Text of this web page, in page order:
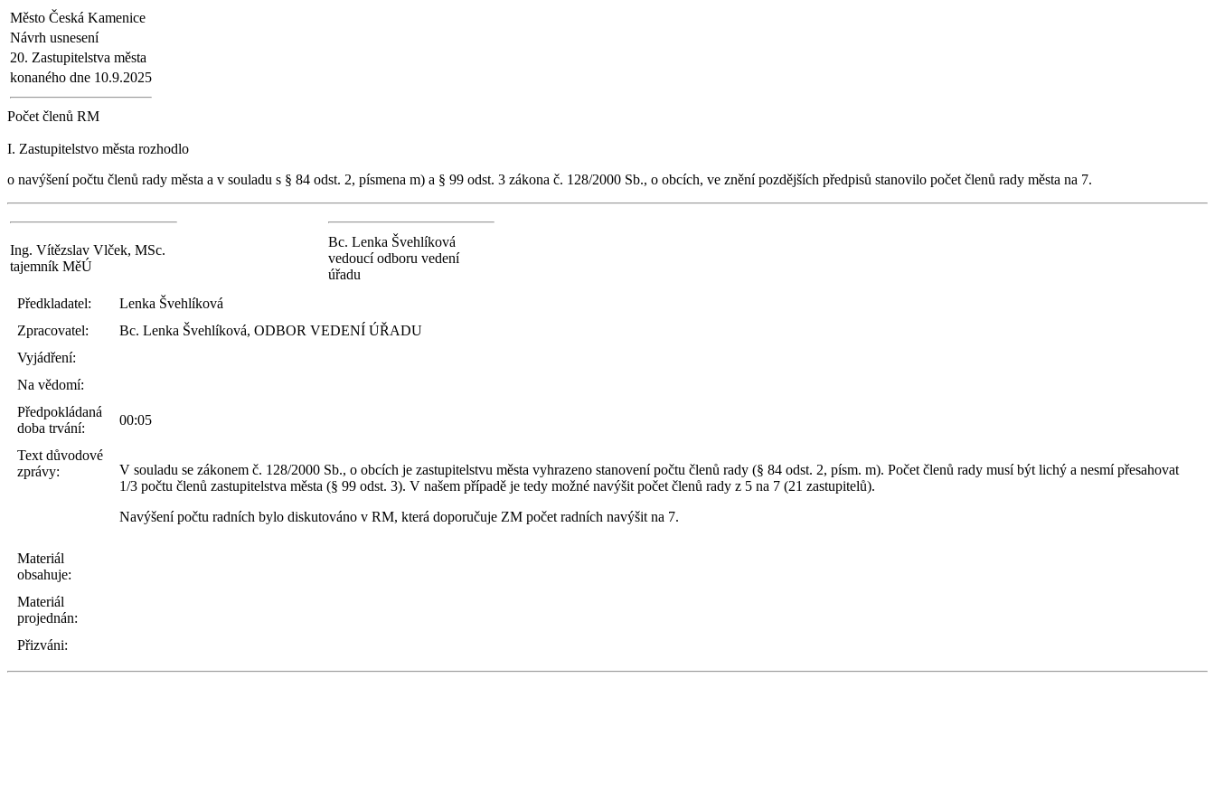
Město Česká Kamenice
Návrh usnesení
20. Zastupitelstva města
konaného dne 10.9.2025
Počet členů RM
I. Zastupitelstvo města rozhodlo
o navýšení počtu členů rady města a v souladu s § 84 odst. 2, písmena m) a § 99 odst. 3 zákona č. 128/2000 Sb., o obcích, ve znění pozdějších předpisů stanovilo počet členů rady města na 7.
Ing. Vítězslav Vlček, MSc.
tajemník MěÚ
Bc. Lenka Švehlíková
vedoucí odboru vedení
úřadu
Předkladatel:
Lenka Švehlíková
Zpracovatel:
Bc. Lenka Švehlíková, ODBOR VEDENÍ ÚŘADU
Vyjádření:
Na vědomí:
Předpokládaná
doba trvání:
00:05
Text důvodové
zprávy:
V souladu se zákonem č. 128/2000 Sb., o obcích je zastupitelstvu města vyhrazeno stanovení počtu členů rady (§ 84 odst. 2, písm. m). Počet členů rady musí být lichý a nesmí přesahovat
1/3 počtu členů zastupitelstva města (§ 99 odst. 3). V našem případě je tedy možné navýšit počet členů rady z 5 na 7 (21 zastupitelů).
Navýšení počtu radních bylo diskutováno v RM, která doporučuje ZM počet radních navýšit na 7.
Materiál
obsahuje:
Materiál
projednán:
Přizváni: